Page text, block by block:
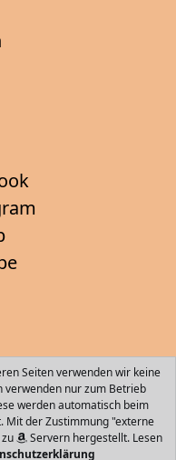
Seiten verwenden wir keine
verwenden nur zum Betrieb
werden automatisch beim
Mit der Zustimmung "externe
Servern hergestellt. Lesen